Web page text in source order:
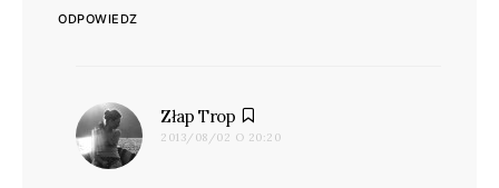
ODPOWIEDZ
Złap Trop
2013/08/02 O 20:20